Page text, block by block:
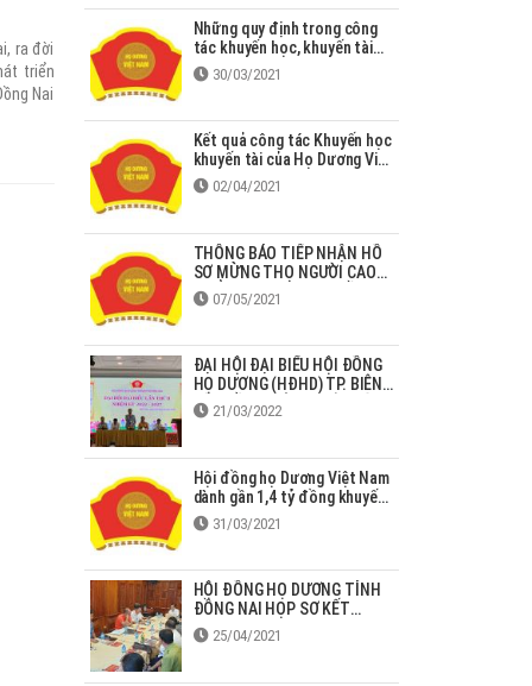
ra đời
triển
Nai
Những quy định trong công
tác khuyến học, khuyến tài
năm 2020
30/03/2021
Kết quả công tác Khuyến học
khuyến tài của Họ Dương Việt
Nam giai đoạn 2013 – 2020
02/04/2021
THÔNG BÁO TIẾP NHẬN HỒ
SƠ MỪNG THỌ NGƯỜI CAO
TUỔI HỌ DƯƠNG TẠI ĐỒNG
NAI
07/05/2021
ĐẠI HỘI ĐẠI BIỂU HỘI ĐỒNG
HỌ DƯƠNG (HĐHD) TP. BIÊN
HÒA LẦN THỨ II NHIỆM KỲ
2022-2027
21/03/2022
Hội đồng họ Dương Việt Nam
dành gần 1,4 tỷ đồng khuyến
học, khuyến tài cho con em
tại Bắc Giang
31/03/2021
HỘI ĐỒNG HỌ DƯƠNG TỈNH
ĐỒNG NAI HỌP SƠ KẾT
HOẠT ĐỘNG QUÝ I NĂM 2021
25/04/2021